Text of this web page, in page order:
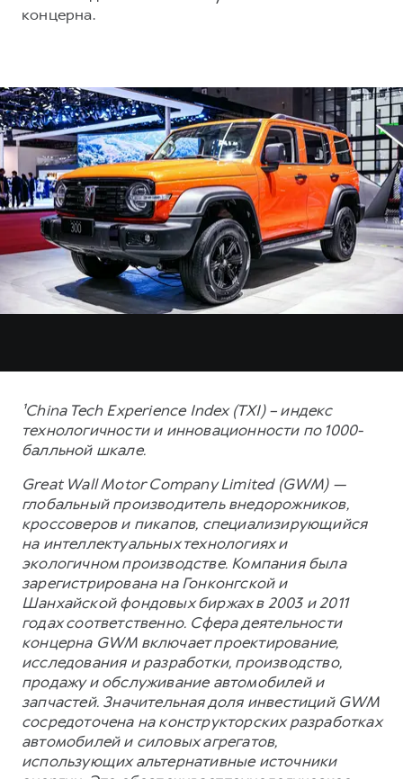
концерна.
¹China Tech Experience Index (TXI) – индекс
технологичности и инновационности по 1000-
балльной шкале.
Great Wall Motor Company Limited (GWM) —
глобальный производитель внедорожников,
кроссоверов и пикапов, специализирующийся
на интеллектуальных технологиях и
экологичном производстве. Компания была
зарегистрирована на Гонконгской и
Шанхайской фондовых биржах в 2003 и 2011
годах соответственно. Сфера деятельности
концерна GWM включает проектирование,
исследования и разработки, производство,
продажу и обслуживание автомобилей и
запчастей. Значительная доля инвестиций GWM
сосредоточена на конструкторских разработках
автомобилей и силовых агрегатов,
использующих альтернативные источники